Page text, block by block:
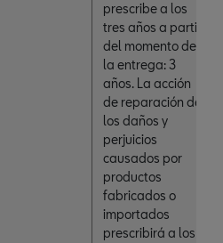
prescribe a los
tres años a partir
del momento de
la entrega: 3
años. La acción
de reparación de
los daños y
perjuicios
causados por
productos
fabricados o
importados
prescribirá a los